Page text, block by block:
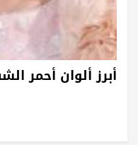
أبرز ألوان أحمر